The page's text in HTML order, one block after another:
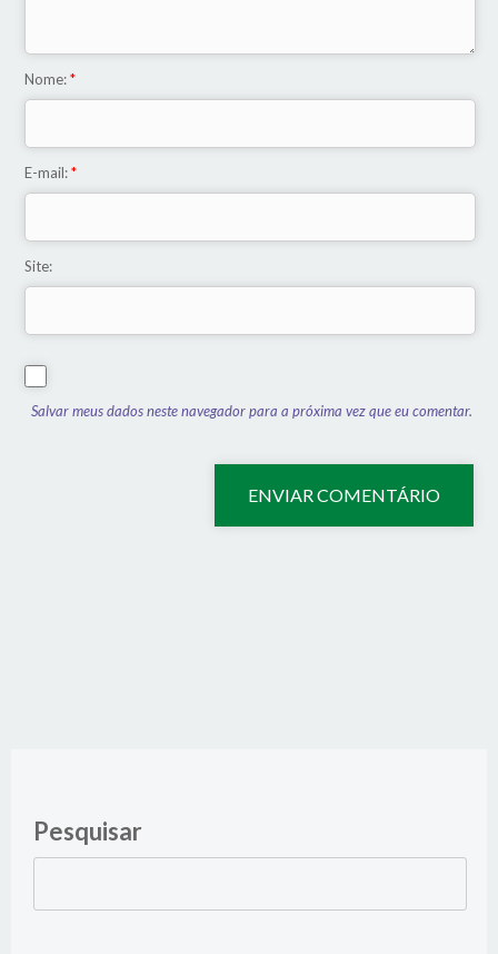
Nome:*
E-mail:*
Site:
Salvar meus dados neste navegador para a próxima vez que eu comentar.
Pesquisar
Pesquisar